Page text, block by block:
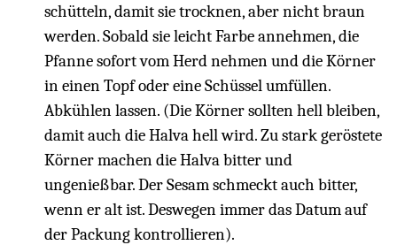
schütteln, damit sie trocknen, aber nicht braun
werden. Sobald sie leicht Farbe annehmen, die
Pfanne sofort vom Herd nehmen und die Körner
in einen Topf oder eine Schüssel umfüllen.
Abkühlen lassen. (Die Körner sollten hell bleiben,
damit auch die Halva hell wird. Zu stark geröstete
Körner machen die Halva bitter und
ungenießbar. Der Sesam schmeckt auch bitter,
wenn er alt ist. Deswegen immer das Datum auf
der Packung kontrollieren).